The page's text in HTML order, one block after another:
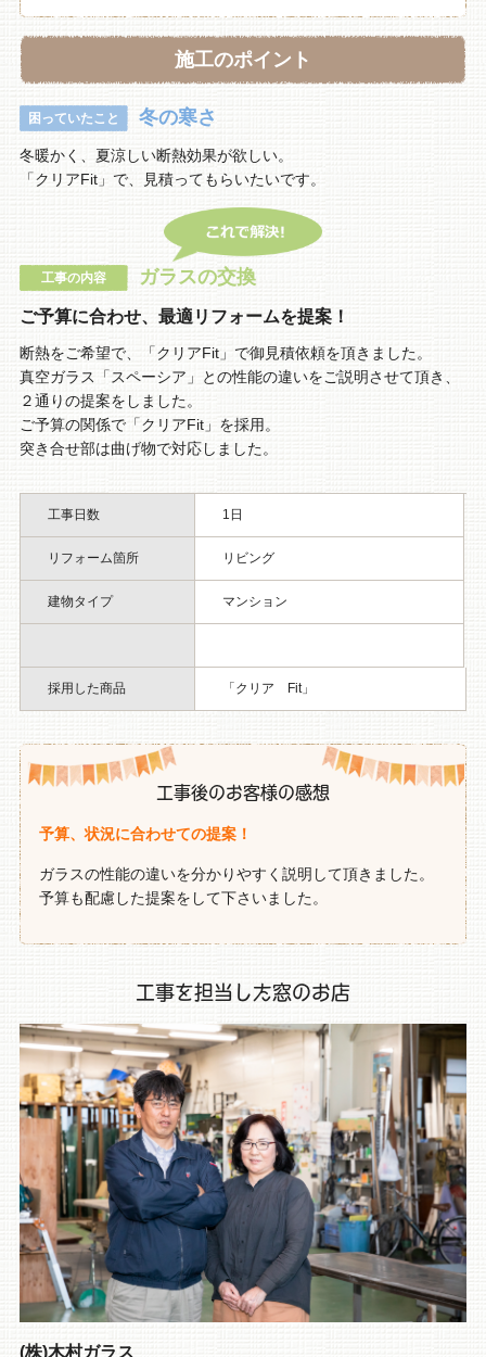
施工のポイント
困っていたこと 冬の寒さ
冬暖かく、夏涼しい断熱効果が欲しい。
「クリアFit」で、見積ってもらいたいです。
工事の内容 ガラスの交換
ご予算に合わせ、最適リフォームを提案！
断熱をご希望で、「クリアFit」で御見積依頼を頂きました。
真空ガラス「スペーシア」との性能の違いをご説明させて頂き、
２通りの提案をしました。
ご予算の関係で「クリアFit」を採用。
突き合せ部は曲げ物で対応しました。
工事日数 1日
リフォーム箇所 リビング
建物タイプ マンション
採用した商品 「クリア Fit」
工事後のお客様の感想
予算、状況に合わせての提案！
ガラスの性能の違いを分かりやすく説明して頂きました。
予算も配慮した提案をして下さいました。
工事を担当した窓のお店
(株)木村ガラス